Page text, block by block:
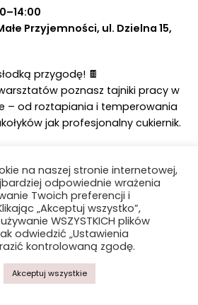
Przyjemności, ul. Dzielna 15,
przygodę! 🍫
poznasz tajniki pracy w
– od roztapiania i temperowania
jak profesjonalny cukiernik.
z polewą czekoladową
owocami
z kawałkami czekolady
do domu nie tylko z pysznymi
kulinarnych umiejętności i
ograniczona, bilety szybko znikają!
na naszej stronie internetowej,
odpowiednie wrażenia
Twoich preferencji i
„Akceptuj wszystko”,
WSZYSTKICH plików
odwiedzić „Ustawienia
kontrolowaną zgodę.
Akceptuj wszystkie